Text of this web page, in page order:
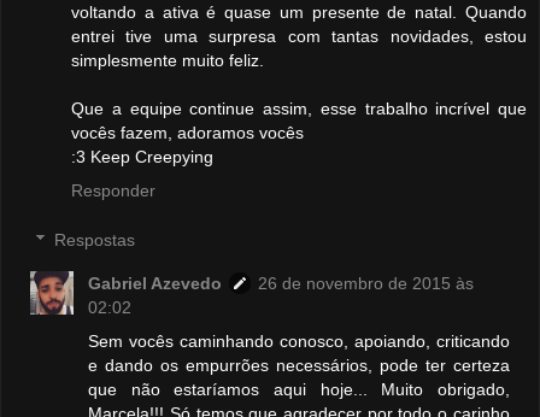
voltando a ativa é quase um presente de natal. Quando
entrei tive uma surpresa com tantas novidades, estou
simplesmente muito feliz.
Que a equipe continue assim, esse trabalho incrível que
vocês fazem, adoramos vocês
:3 Keep Creepying
Responder
Respostas
Gabriel Azevedo
26 de novembro de 2015 às
02:02
Sem vocês caminhando conosco, apoiando, criticando
e dando os empurrões necessários, pode ter certeza
que não estaríamos aqui hoje... Muito obrigado,